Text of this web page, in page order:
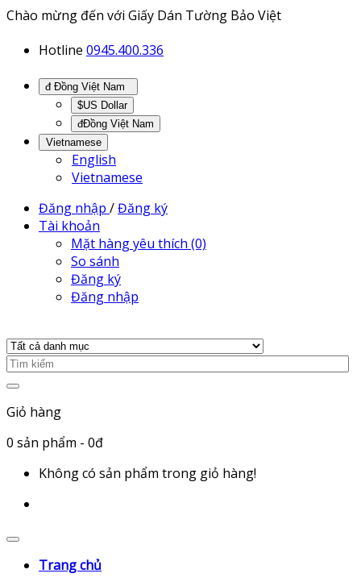
Chào mừng đến với Giấy Dán Tường Bảo Việt
Hotline 0945.400.336
$US Dollar
đĐồng Việt Nam
Vietnamese
English
Vietnamese
Đăng nhập /Đăng ký
Tài khoản
Mặt hàng yêu thích (0)
So sánh
Đăng ký
Đăng nhập
Giỏ hàng
0 sản phẩm - 0đ
Không có sản phẩm trong giỏ hàng!
Trang chủ